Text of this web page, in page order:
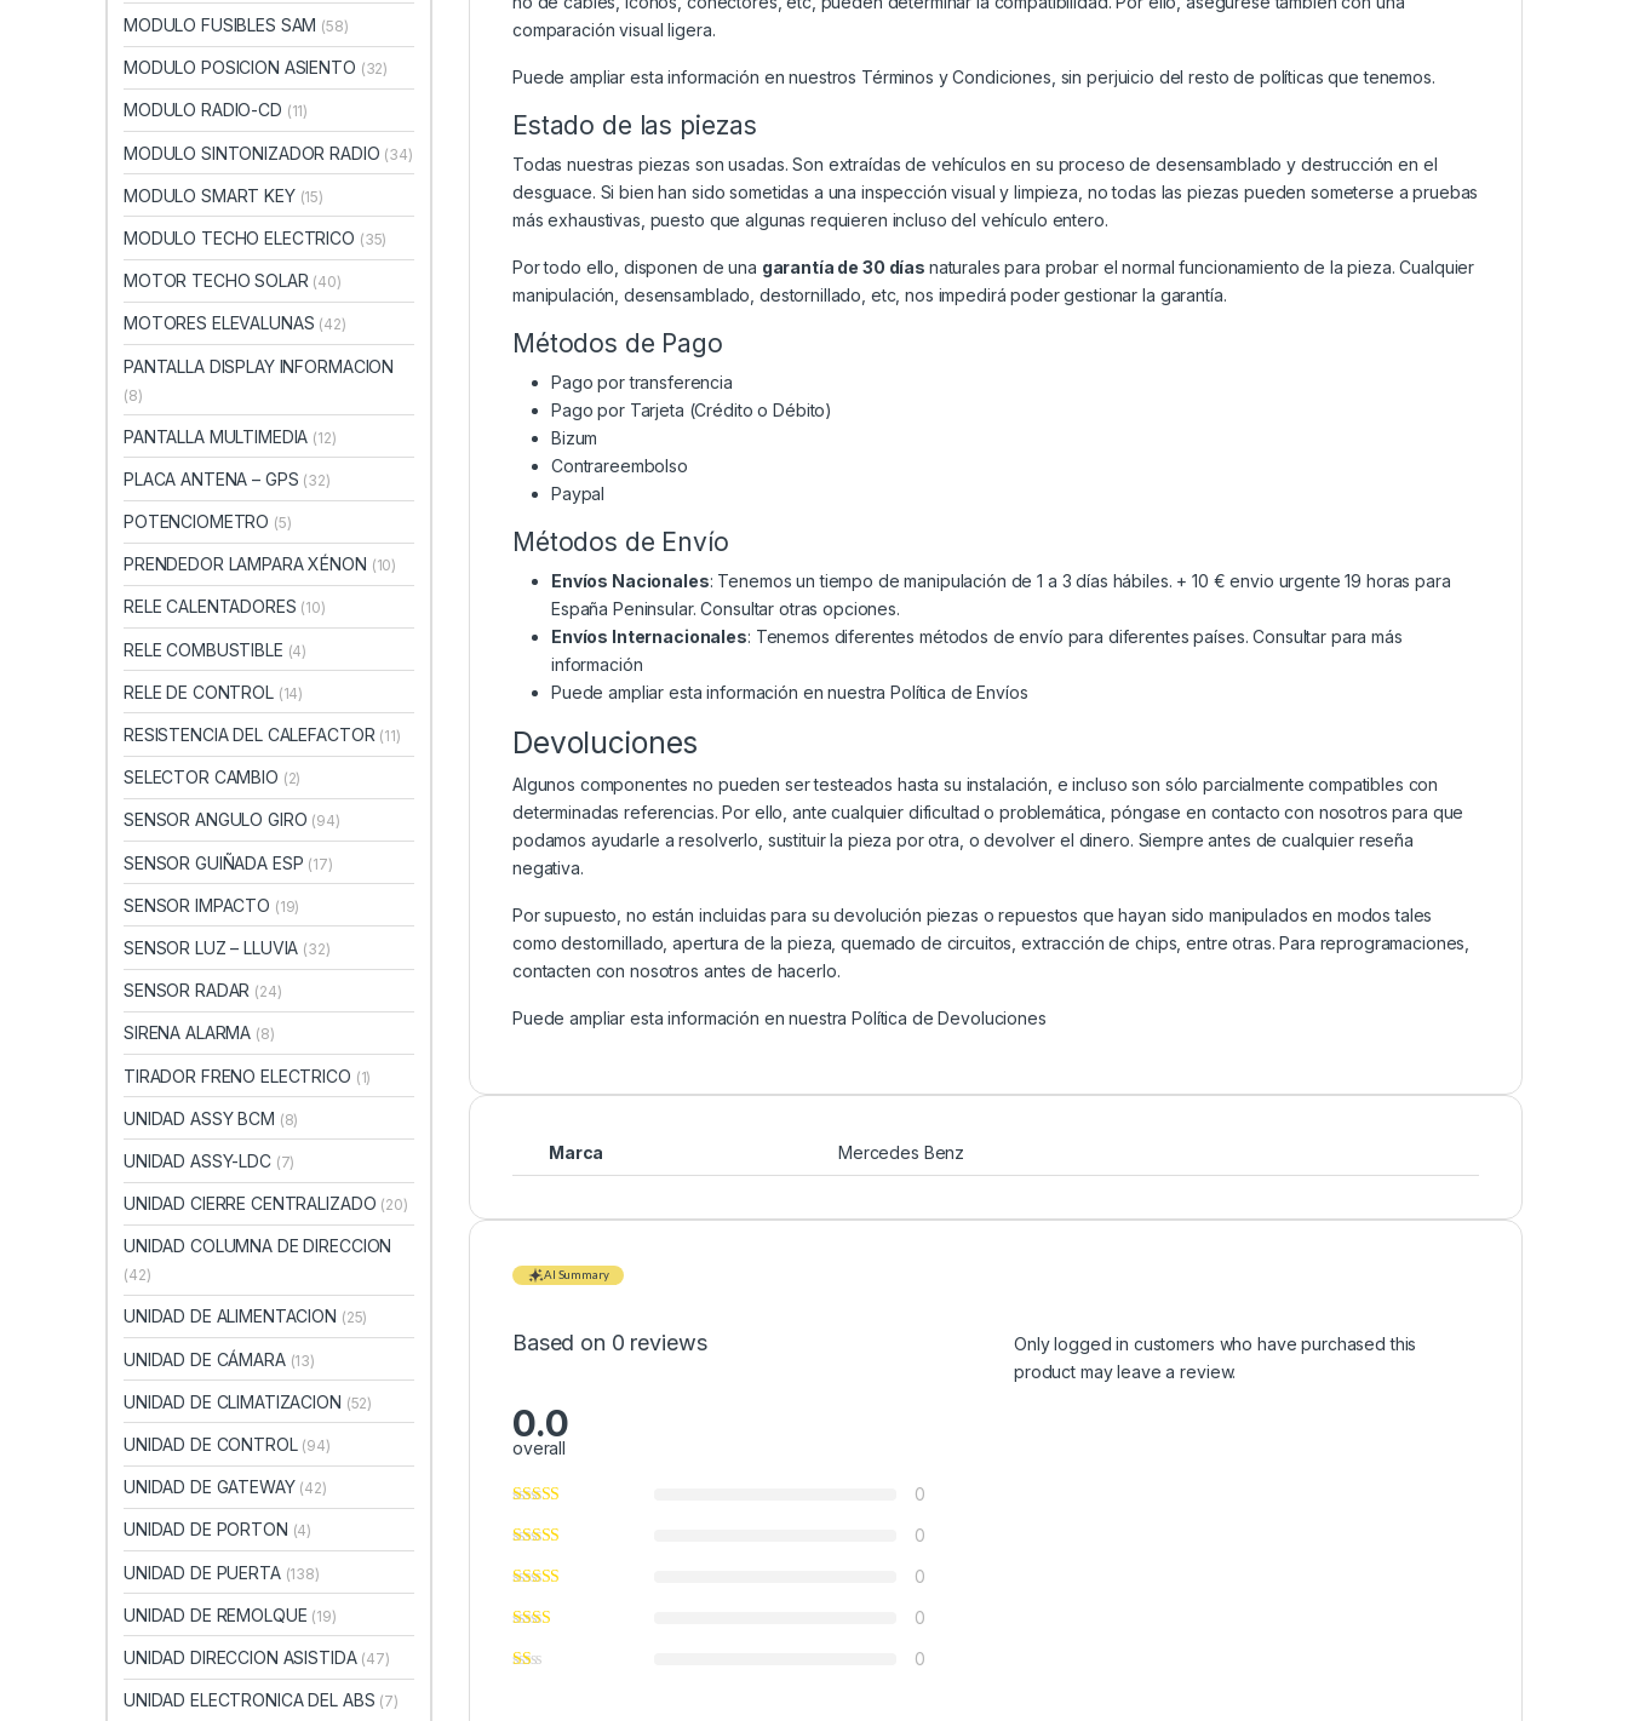
comparación visual ligera.
Puede ampliar esta información en nuestros Términos y Condiciones , sin perjuicio del resto de políticas que tenemos.
Estado de las piezas
Todas nuestras piezas son usadas. Son extraídas de vehículos en su proceso de desensamblado y destrucción en el
desguace. Si bien han sido sometidas a una inspección visual y limpieza, no todas las piezas pueden someterse a pruebas
más exhaustivas, puesto que algunas requieren incluso del vehículo entero.
Por todo ello, disponen de una garantía de 30 días naturales para probar el normal funcionamiento de la pieza. Cualquier
manipulación, desensamblado, destornillado, etc, nos impedirá poder gestionar la garantía.
Métodos de Pago
Pago por transferencia
Pago por Tarjeta (Crédito o Débito)
Bizum
Contrareembolso
Paypal
Métodos de Envío
Envíos Nacionales: Tenemos un tiempo de manipulación de 1 a 3 días hábiles. + 10 € envio urgente 19 horas para
España Peninsular. Consultar otras opciones.
Envíos Internacionales: Tenemos diferentes métodos de envío para diferentes países. Consultar para más
información
Puede ampliar esta información en nuestraPolítica de Envíos
Devoluciones
Algunos componentes no pueden ser testeados hasta su instalación, e incluso son sólo parcialmente compatibles con
determinadas referencias. Por ello, ante cualquier dificultad o problemática, póngase en contacto con nosotros para que
podamos ayudarle a resolverlo, sustituir la pieza por otra, o devolver el dinero. Siempre antes de cualquier reseña
negativa.
Por supuesto, no están incluidas para su devolución piezas o repuestos que hayan sido manipulados en modos tales
como destornillado, apertura de la pieza, quemado de circuitos, extracción de chips, entre otras. Para reprogramaciones,
contacten con nosotros antes de hacerlo.
Puede ampliar esta información en nuestraPolítica de Devoluciones
Marca Mercedes Benz
AI Summary
Based on 0 reviews
0.0
overall
0
0
0
0
0
Only logged in customers who have purchased this
product may leave a review.
MODULO FUSIBLES SAM (58)
MODULO POSICION ASIENTO (32)
MODULO RADIO-CD (11)
MODULO SINTONIZADOR RADIO (34)
MODULO SMART KEY (15)
MODULO TECHO ELECTRICO (35)
MOTOR TECHO SOLAR (40)
MOTORES ELEVALUNAS (42)
PANTALLA DISPLAY INFORMACION
(8)
PANTALLA MULTIMEDIA (12)
PLACA ANTENA – GPS (32)
POTENCIOMETRO (5)
PRENDEDOR LAMPARA XÉNON (10)
RELE CALENTADORES (10)
RELE COMBUSTIBLE (4)
RELE DE CONTROL (14)
RESISTENCIA DEL CALEFACTOR (11)
SELECTOR CAMBIO (2)
SENSOR ANGULO GIRO (94)
SENSOR GUIÑADA ESP (17)
SENSOR IMPACTO (19)
SENSOR LUZ – LLUVIA (32)
SENSOR RADAR (24)
SIRENA ALARMA (8)
TIRADOR FRENO ELECTRICO (1)
UNIDAD ASSY BCM (8)
UNIDAD ASSY-LDC (7)
UNIDAD CIERRE CENTRALIZADO (20)
UNIDAD COLUMNA DE DIRECCION
(42)
UNIDAD DE ALIMENTACION (25)
UNIDAD DE CÁMARA (13)
UNIDAD DE CLIMATIZACION (52)
UNIDAD DE CONTROL (94)
UNIDAD DE GATEWAY (42)
UNIDAD DE PORTON (4)
UNIDAD DE PUERTA (138)
UNIDAD DE REMOLQUE (19)
UNIDAD DIRECCION ASISTIDA (47)
UNIDAD ELECTRONICA DEL ABS (7)